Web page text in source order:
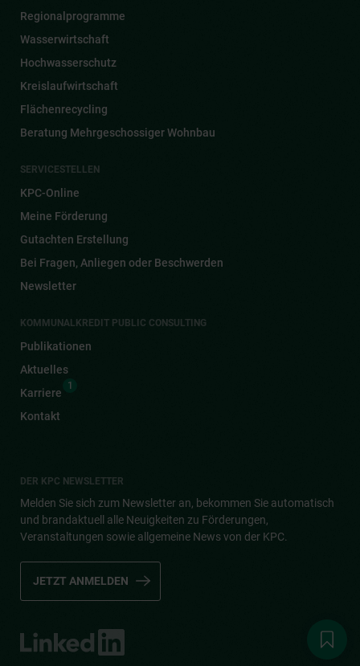
Regionalprogramme
Wasserwirtschaft
Hochwasserschutz
Kreislaufwirtschaft
Flächenrecycling
Beratung Mehrgeschossiger Wohnbau
SERVICESTELLEN
KPC-Online
Meine Förderung
Gutachten Erstellung
Bei Fragen, Anliegen oder Beschwerden
Newsletter
KOMMUNALKREDIT PUBLIC CONSULTING
Publikationen
Aktuelles
Karriere
1
Kontakt
DER KPC NEWSLETTER
Melden Sie sich zum Newsletter an, bekommen Sie automatisch
und brandaktuell alle Neuigkeiten zu Förderungen,
Veranstaltungen sowie allgemeine News von der KPC.
JETZT ANMELDEN